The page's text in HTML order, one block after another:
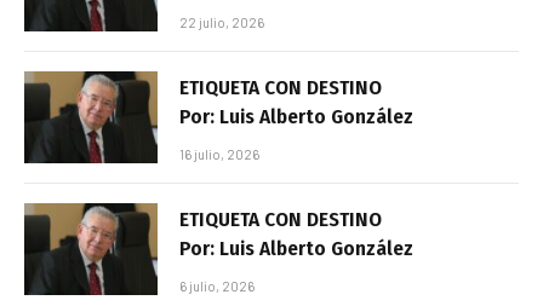
22 julio, 2026
ETIQUETA CON DESTINO
Por: Luis Alberto González
16 julio, 2026
ETIQUETA CON DESTINO
Por: Luis Alberto González
6 julio, 2026